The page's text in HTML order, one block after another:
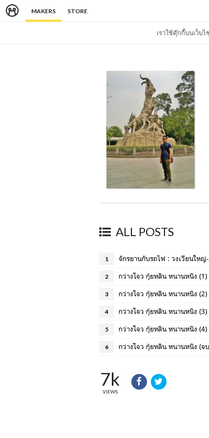
MAKERS STORE
เราใช้คุ๊กกี้บนเว็บ
ALL POSTS
1 จักรยานกับรถไฟ : วงเวียนให
2 กว่างโจว กุ้ยหลิน หนานหนิง (1)
3 กว่างโจว กุ้ยหลิน หนานหนิง (2)
4 กว่างโจว กุ้ยหลิน หนานหนิง (3)
5 กว่างโจว กุ้ยหลิน หนานหนิง (4)
6 กว่างโจว กุ้ยหลิน หนานหนิง (จ
7k
VIEWS